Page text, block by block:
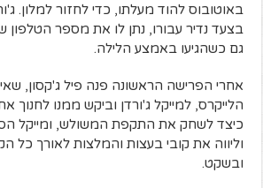
באוטובוס להוד מעלתו, כדי לחזור למלון.
בצעד נדיר עבורו, נתן לו את מספר הטלפון
גם כשהגיעו באמצע הלילה.
אחרי הפרישה הראשונה פנה פיל ג'קסון,
הלייקרס, למייקל ג'ורדן וביקש ממנו לחנוך
כיצד לשחק את התקפת המשולש, ומייקל
וליווה את קובי בעצות והמלצות לאורך כל
ובשקט.